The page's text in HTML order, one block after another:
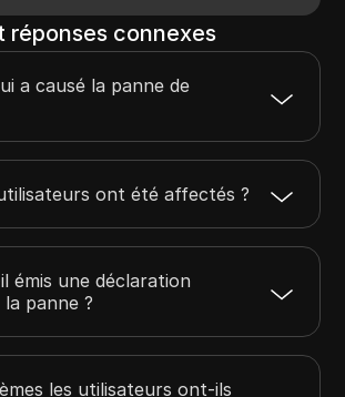
réponses connexes
a causé la panne de
ont été affectés ?
émis une déclaration
panne ?
les utilisateurs ont-ils